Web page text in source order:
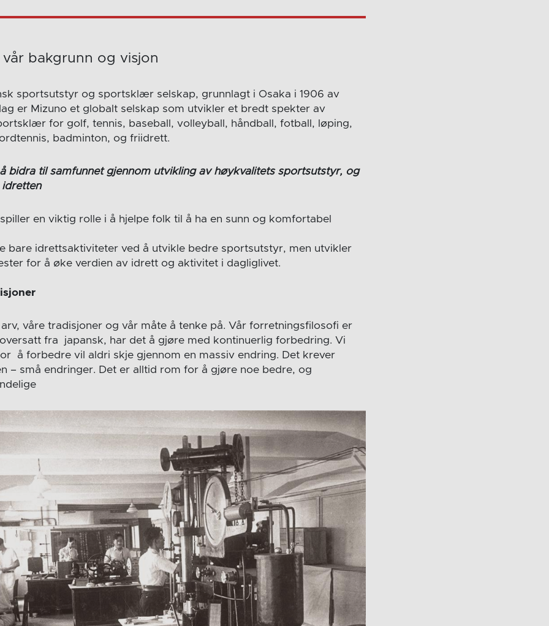
bakgrunn og visjon
sportsutstyr og sportsklær selskap, grunnlagt i Osaka i 1906 av
er Mizuno et globalt selskap som utvikler et bredt spekter av
for golf, tennis, baseball, volleyball, håndball, fotball, løping,
badminton, og friidrett.
bidra til samfunnet gjennom utvikling av høykvalitets sportsutstyr, og
en viktig rolle i å hjelpe folk til å ha en sunn og komfortabel
bare idrettsaktiviteter ved å utvikle bedre sportsutstyr, men utvikler
for å øke verdien av idrett og aktivitet i dagliglivet.
våre tradisjoner og vår måte å tenke på. Vår forretningsfilosofi er
fra japansk, har det å gjøre med kontinuerlig forbedring. Vi
å forbedre vil aldri skje gjennom en massiv endring. Det krever
– små endringer. Det er alltid rom for å gjøre noe bedre, og